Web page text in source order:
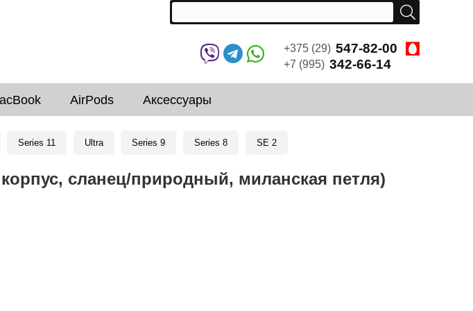
+375 (29) 547-82-00
+7 (995) 342-66-14
AirPods Аксессуары
Series 11 Ultra Series 9 Series 8 SE 2
сланец/природный, миланская петля)